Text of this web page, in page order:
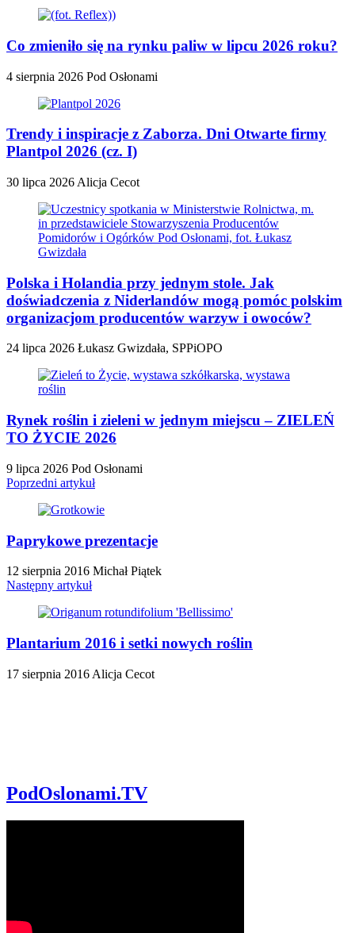
Co zmieniło się na rynku paliw w lipcu 2026 roku?
4 sierpnia 2026 Pod Osłonami
Trendy i inspiracje z Zaborza. Dni Otwarte firmy
Plantpol 2026 (cz. I)
30 lipca 2026 Alicja Cecot
Polska i Holandia przy jednym stole. Jak
doświadczenia z Niderlandów mogą pomóc polskim
organizacjom producentów warzyw i owoców?
24 lipca 2026 Łukasz Gwizdała, SPPiOPO
Rynek roślin i zieleni w jednym miejscu – ZIELEŃ
TO ŻYCIE 2026
9 lipca 2026 Pod Osłonami
Poprzedni artykuł
Paprykowe prezentacje
12 sierpnia 2016 Michał Piątek
Następny artykuł
Plantarium 2016 i setki nowych roślin
17 sierpnia 2016 Alicja Cecot
PodOslonami.TV